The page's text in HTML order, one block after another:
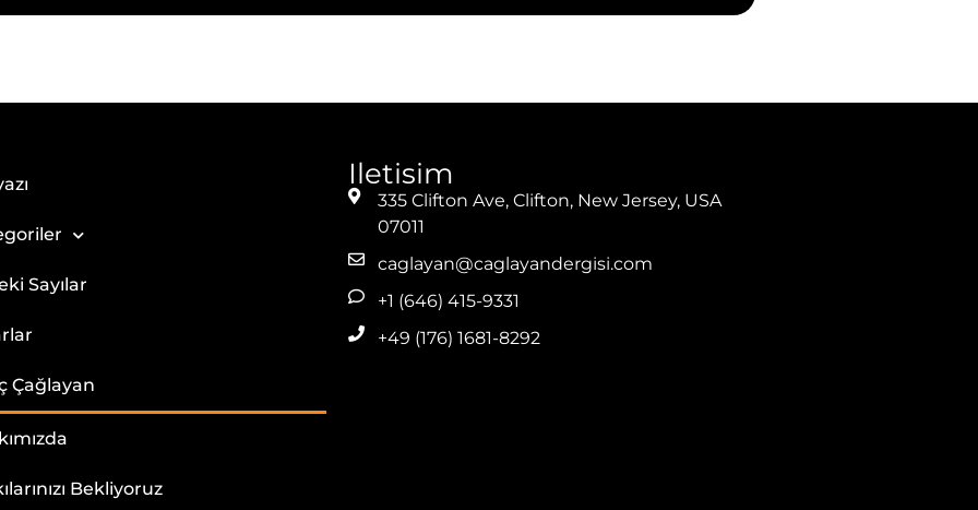
Sayılar
Çağlayan
Bekliyoruz
Iletisim
335 Clifton Ave, Clifton, New Jersey, USA
07011
caglayan@caglayandergisi.com
+1 (646) 415-9331
+49 (176) 1681-8292